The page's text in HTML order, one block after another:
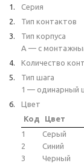
Серия
Тип контактов
Тип корпуса
A — с
Количество
Тип шага
1 — одинарный
Цвет
Код
Цвет
1
Серый
2
Синий
3
Черный